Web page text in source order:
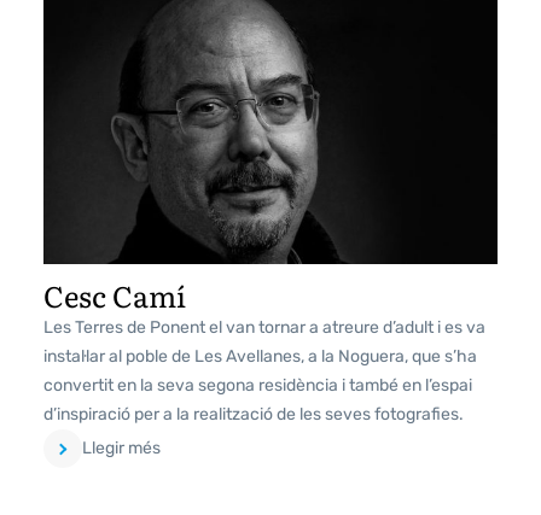
Cesc Camí
Les Terres de Ponent el van tornar a atreure d’adult i es va
instal·lar al poble de Les Avellanes, a la Noguera, que s’ha
convertit en la seva segona residència i també en l’espai
d’inspiració per a la realització de les seves fotografies.
Llegir més